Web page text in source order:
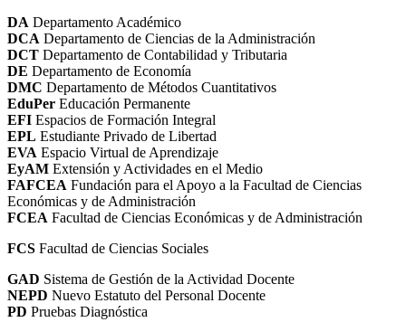
DA Departamento Académico
DCA Departamento de Ciencias de la Administración
DCT Departamento de Contabilidad y Tributaria
DE Departamento de Economía
DMC Departamento de Métodos Cuantitativos
EduPer Educación Permanente
EFI Espacios de Formación Integral
EPL Estudiante Privado de Libertad
EVA Espacio Virtual de Aprendizaje
EyAM Extensión y Actividades en el Medio
FAFCEA Fundación para el Apoyo a la Facultad de Ciencias
Económicas y de Administración
FCEA Facultad de Ciencias Económicas y de Administración
FCS Facultad de Ciencias Sociales
GAD Sistema de Gestión de la Actividad Docente
NEPD Nuevo Estatuto del Personal Docente
PD Pruebas Diagnóstica